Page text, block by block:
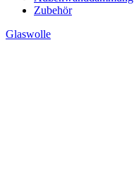
Zubehör
Glaswolle